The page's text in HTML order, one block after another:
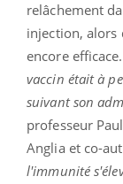
relâchement
injection, alors
encore efficace.
vaccin était à
suivant son
professeur
Anglia et co-
l'immunité